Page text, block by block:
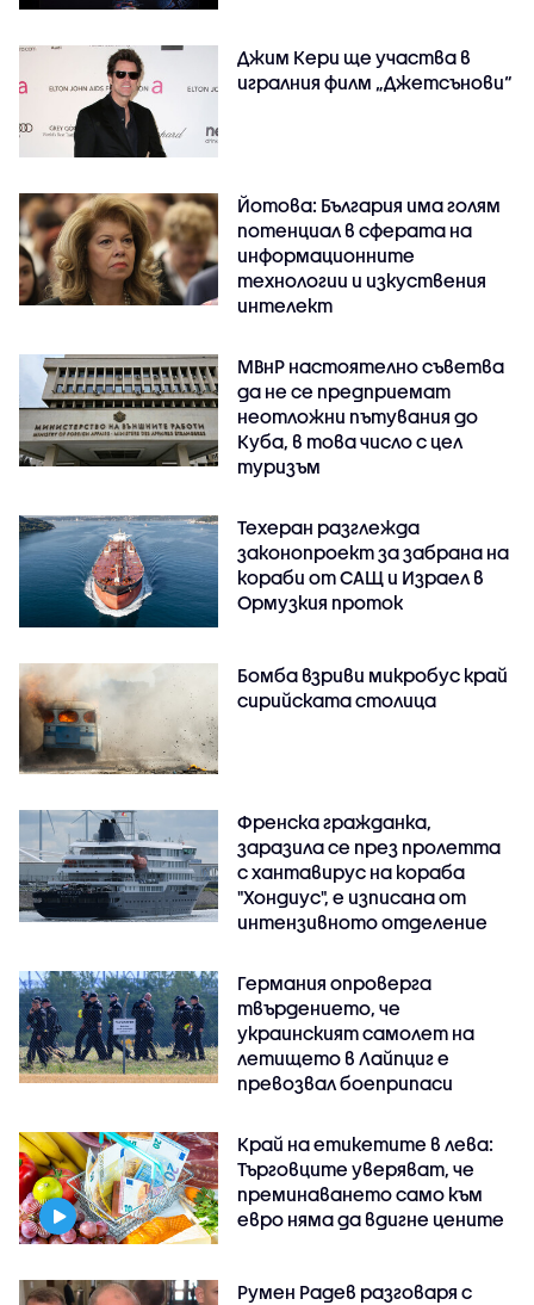
Джим Кери ще участва в
игралния филм „Джетсънови“
Йотова: България има голям
потенциал в сферата на
информационните
технологии и изкуствения
интелект
МВнР настоятелно съветва
да не се предприемат
неотложни пътувания до
Куба, в това число с цел
туризъм
Техеран разглежда
законопроект за забрана на
кораби от САЩ и Израел в
Ормузкия проток
Бомба взриви микробус край
сирийската столица
Френска гражданка,
заразила се през пролетта
с хантавирус на кораба
"Хондиус", е изписана от
интензивното отделение
Германия опроверга
твърдението, че
украинският самолет на
летището в Лайпциг е
превозвал боеприпаси
Край на етикетите в лева:
Търговците уверяват, че
преминаването само към
евро няма да вдигне цените
Румен Радев разговаря с